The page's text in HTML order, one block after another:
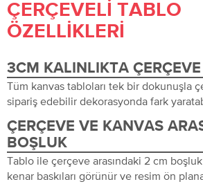
ÇERÇEVELI TABLO
ÖZELLIKLERI
3CM KALINLIKTA ÇERÇEVE
Tüm kanvas tabloları tek bir dokunuşla
sipariş edebilir dekorasyonda fark
ÇERÇEVE VE KANVAS
BOŞLUK
Tablo ile çerçeve arasındaki 2 cm
kenar baskıları görünür ve resim ön